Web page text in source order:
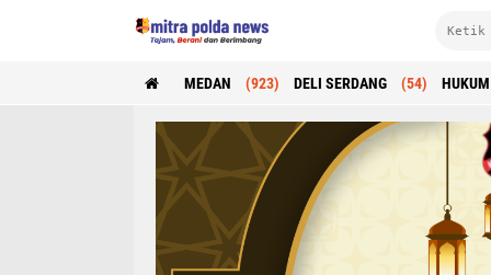
MEDAN (923) DELI SERDANG (54) HUKUM